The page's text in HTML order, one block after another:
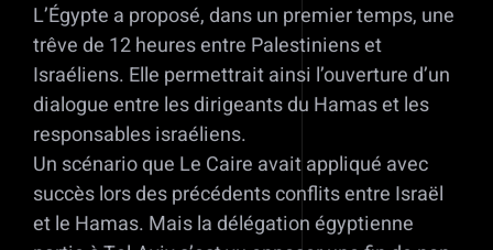
L’Égypte a proposé, dans un premier temps, une
trêve de 12 heures entre Palestiniens et
Israéliens. Elle permettrait ainsi l’ouverture d’un
dialogue entre les dirigeants du Hamas et les
responsables israéliens.
Un scénario que Le Caire avait appliqué avec
succès lors des précédents conflits entre Israël
et le Hamas. Mais la délégation égyptienne